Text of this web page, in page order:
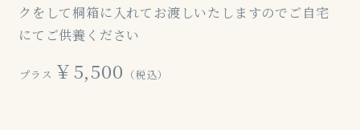
クをして桐箱に入れてお渡しいたしますのでご自宅
にてご供養ください
プラス ￥5,500 （税込）